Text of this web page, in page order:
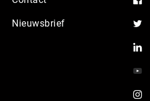
Nieuwsbrief